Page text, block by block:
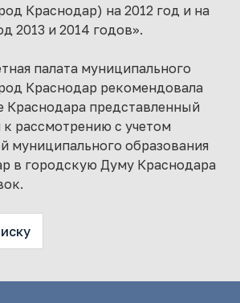
Краснодар) на 2012 год и на
2013 и 2014 годов».
палата муниципального
Краснодар рекомендовала
Краснодара представленный
рассмотрению с учетом
муниципального образования
в городскую Думу Краснодара